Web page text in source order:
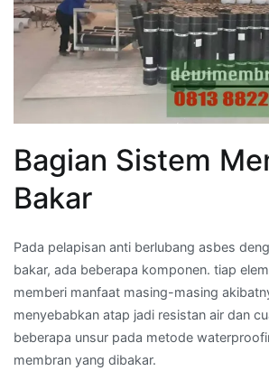
Bagian Sistem
Bakar
Pada pelapisan anti berlubang asbes
bakar, ada beberapa komponen. tiap
memberi manfaat masing-masing
menyebabkan atap jadi resistan air dan
beberapa unsur pada metode
membran yang dibakar.